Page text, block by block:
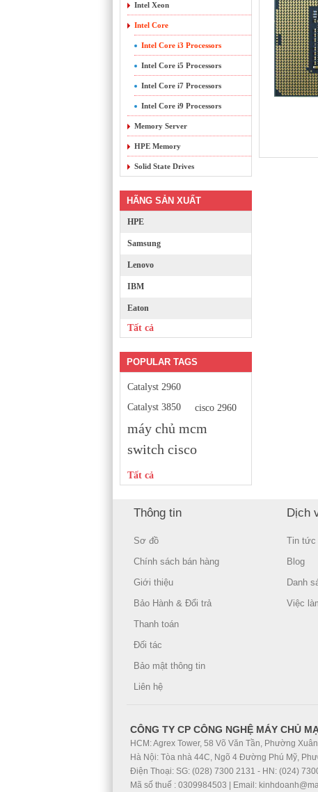
Intel Xeon
Intel Core
Intel Core i3 Processors
Intel Core i5 Processors
Intel Core i7 Processors
Intel Core i9 Processors
Memory Server
HPE Memory
Solid State Drives
HÃNG SẢN XUẤT
HPE
Samsung
Lenovo
IBM
Eaton
Tất cả
POPULAR TAGS
Catalyst 2960
Catalyst 3850 cisco 2960
máy chủ mcm
switch cisco
Tất cả
Thông tin
Sơ đồ
Chính sách bán hàng
Giới thiệu
Bảo Hành & Đổi trả
Thanh toán
Đối tác
Bảo mật thông tin
Liên hệ
Dịch
Tin tức
Blog
Danh
Việc
CÔNG TY CP CÔNG NGHỆ MÁY CHỦ
HCM: Agrex Tower, 58 Võ Văn Tần, Phường
Hà Nội: Tòa nhà 44C, Ngõ 4 Đường Phú Mỹ,
Điện Thoại: SG: (028) 7300 2131 - HN: (024)
Mã số thuế : 0309984503 | Email: